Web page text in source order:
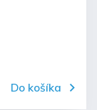
Do košíka